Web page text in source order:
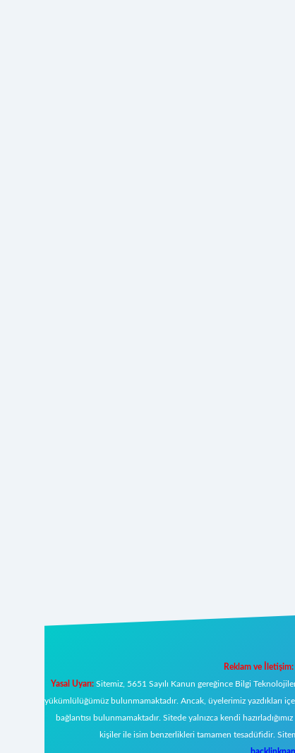
Reklam ve İletişim:
Yasal Uyarı:Sitemiz, 5651 Sayılı Kanun gereğince Bilgi
yükümlülüğümüz bulunmamaktadır. Ancak, üyelerimiz yazdıkları
bağlantısı bulunmamaktadır. Sitede yalnızca kendi
kişiler ile isim benzerlikleri tamamen tesadüfidir.